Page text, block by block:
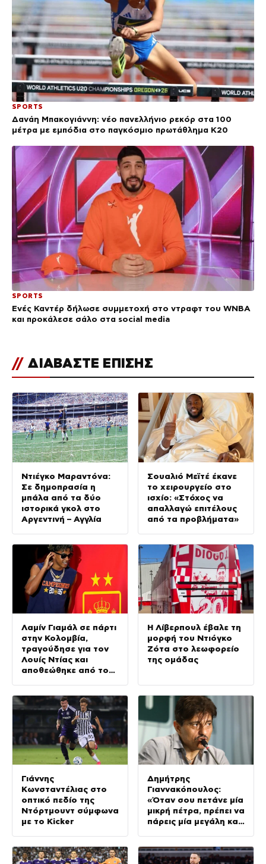
SPORTS
Δανάη Μπακογιάννη: νέο πανελλήνιο ρεκόρ στα 100
μέτρα με εμπόδια στο παγκόσμιο πρωτάθλημα Κ20
SPORTS
Ενές Καντέρ δήλωσε συμμετοχή στο ντραφτ του WNBA
και προκάλεσε σάλο στα social media
// ΔΙΑΒΑΣΤΕ ΕΠΙΣΗΣ
Ντιέγκο Μαραντόνα:
Σε δημοπρασία η
μπάλα από τα δύο
ιστορικά γκολ στο
Αργεντινή – Αγγλία
Σουαλιό Μεϊτέ έκανε
το χειρουργείο στο
ισχίο: «Στόχος να
απαλλαγώ επιτέλους
από τα προβλήματα»
Λαμίν Γιαμάλ σε πάρτι
στην Κολομβία,
τραγούδησε για τον
Λουίς Ντίας και
αποθεώθηκε από τον
Η Λίβερπουλ έβαλε τη
μορφή του Ντιόγκο
Ζότα στο λεωφορείο
της ομάδας
Γιάννης
Κωνσταντέλιας στο
οπτικό πεδίο της
Ντόρτμουντ σύμφωνα
με το Kicker
Δημήτρης
Γιαννακόπουλος:
«Όταν σου πετάνε μία
μικρή πέτρα, πρέπει να
πάρεις μία μεγάλη και